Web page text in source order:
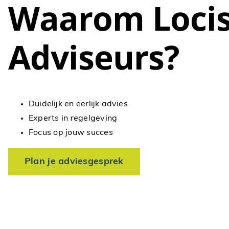
Waarom
Adviseurs?
Duidelijk en eerlijk advies
Experts in regelgeving
Focus op jouw succes
Plan je adviesgesprek